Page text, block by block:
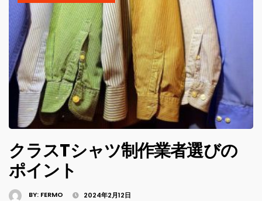
クラスTシャツ制作業者選びの
ポイント
BY: FERMO 2024年2月12日